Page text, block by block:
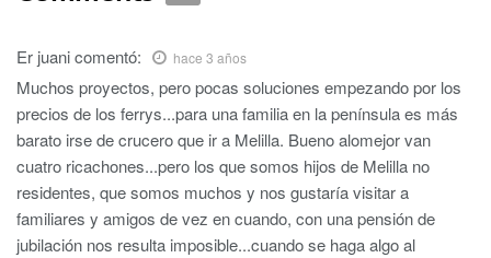
Er juanicomentó: hace 3 años
Muchos proyectos, pero pocas soluciones empezando por los
precios de los ferrys...para una familia en la península es más
barato irse de crucero que ir a Melilla. Bueno alomejor van
cuatro ricachones...pero los que somos hijos de Melilla no
residentes, que somos muchos y nos gustaría visitar a
familiares y amigos de vez en cuando, con una pensión de
jubilación nos resulta imposible...cuando se haga algo al